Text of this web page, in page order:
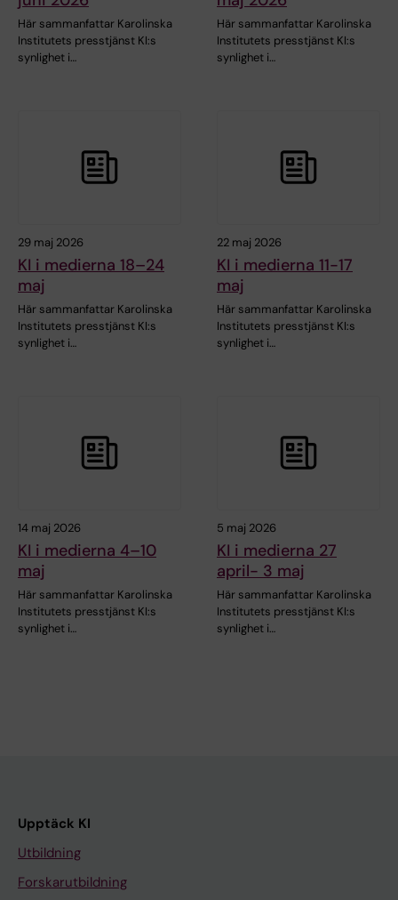
Här sammanfattar Karolinska
Institutets presstjänst KI:s
synlighet i…
Här sammanfattar Karolinska
Institutets presstjänst KI:s
synlighet i…
29 maj 2026
KI i medierna 18–24
maj
Här sammanfattar Karolinska
Institutets presstjänst KI:s
synlighet i…
22 maj 2026
KI i medierna 11-17
maj
Här sammanfattar Karolinska
Institutets presstjänst KI:s
synlighet i…
14 maj 2026
KI i medierna 4–10
maj
Här sammanfattar Karolinska
Institutets presstjänst KI:s
synlighet i…
5 maj 2026
KI i medierna 27
april- 3 maj
Här sammanfattar Karolinska
Institutets presstjänst KI:s
synlighet i…
Upptäck KI
Utbildning
Forskarutbildning